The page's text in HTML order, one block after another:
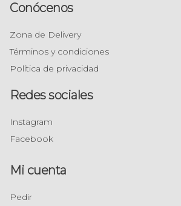
Conócenos
Zona de Delivery
Términos y condiciones
Política de privacidad
Redes sociales
Instagram
Facebook
Mi cuenta
Pedir